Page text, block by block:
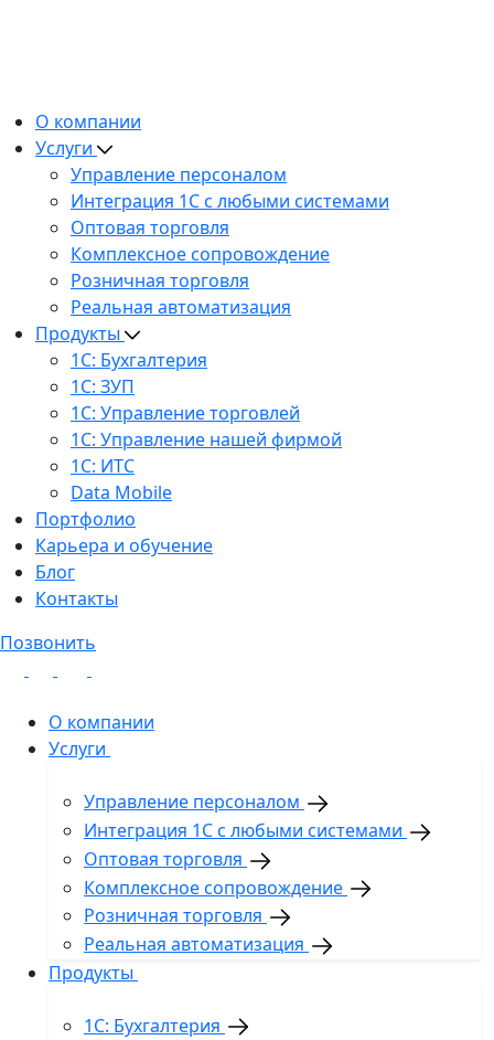
О компании
Услуги
Управление персоналом
Интеграция 1С с любыми системами
Оптовая торговля
Комплексное сопровождение
Розничная торговля
Реальная автоматизация
Продукты
1С: Бухгалтерия
1С: ЗУП
1С: Управление торговлей
1С: Управление нашей фирмой
1С: ИТС
Data Mobile
Портфолио
Карьера и обучение
Блог
Контакты
Позвонить
О компании
Услуги
Управление персоналом
Интеграция 1С с любыми системами
Оптовая торговля
Комплексное сопровождение
Розничная торговля
Реальная автоматизация
Продукты
1С: Бухгалтерия